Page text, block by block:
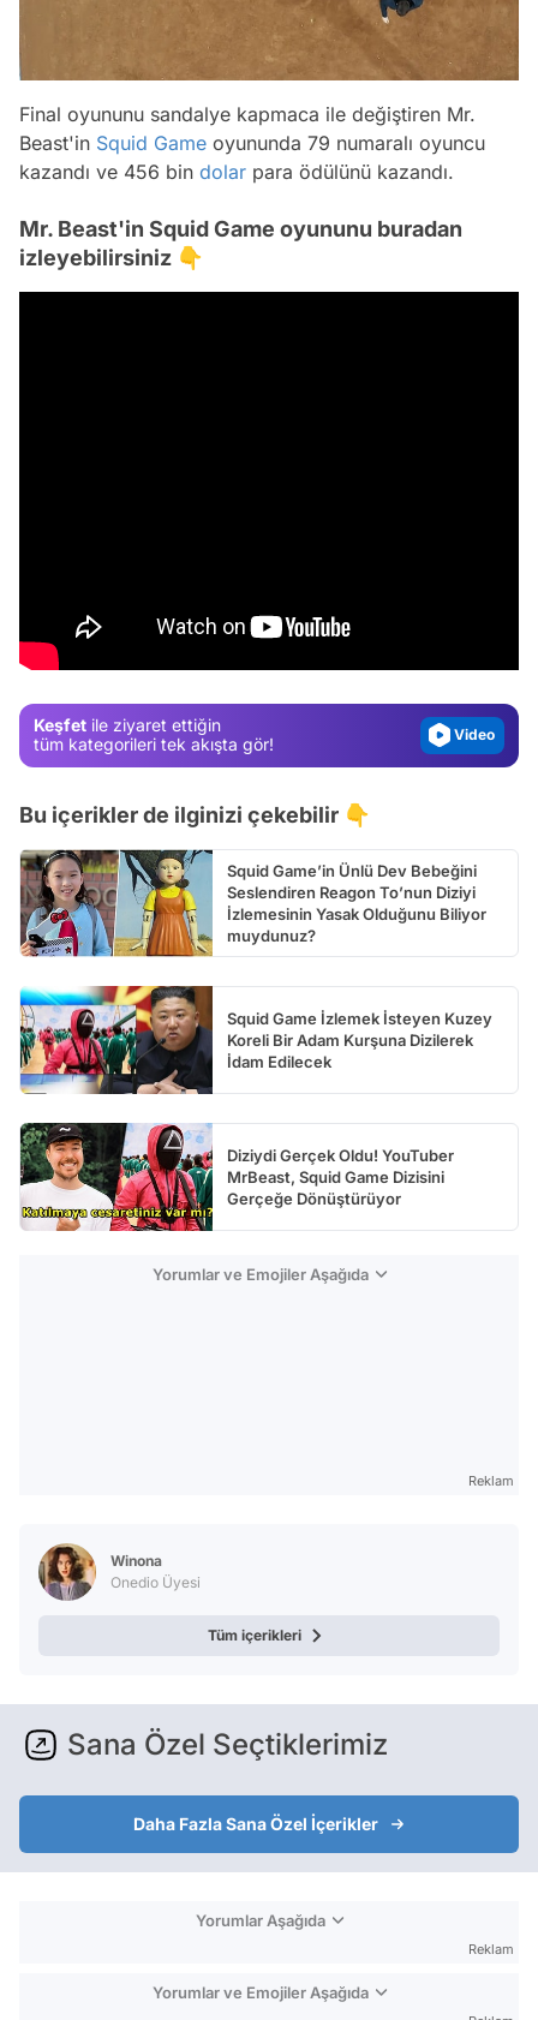
Final oyununu sandalye kapmaca ile değiştiren Mr.
Beast'in Squid Game oyununda 79 numaralı oyuncu
kazandı ve 456 bin dolar para ödülünü kazandı.
Mr. Beast'in Squid Game oyununu buradan
izleyebilirsiniz 👇
Keşfet ile ziyaret ettiğin
tüm kategorileri tek akışta gör!
Video
Bu içerikler de ilginizi çekebilir 👇
Squid Game’in Ünlü Dev Bebeğini
Seslendiren Reagon To’nun Diziyi
İzlemesinin Yasak Olduğunu Biliyor
muydunuz?
Squid Game İzlemek İsteyen Kuzey
Koreli Bir Adam Kurşuna Dizilerek
İdam Edilecek
Diziydi Gerçek Oldu! YouTuber
MrBeast, Squid Game Dizisini
Gerçeğe Dönüştürüyor
Yorumlar ve Emojiler Aşağıda
Reklam
Winona
Onedio Üyesi
Tüm içerikleri
Sana Özel Seçtiklerimiz
Daha Fazla Sana Özel İçerikler
Yorumlar Aşağıda
Reklam
Yorumlar ve Emojiler Aşağıda